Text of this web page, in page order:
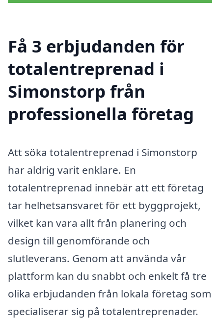
Få 3 erbjudanden för
totalentreprenad i
Simonstorp från
professionella företag
Att söka totalentreprenad i Simonstorp
har aldrig varit enklare. En
totalentreprenad innebär att ett företag
tar helhetsansvaret för ett byggprojekt,
vilket kan vara allt från planering och
design till genomförande och
slutleverans. Genom att använda vår
plattform kan du snabbt och enkelt få tre
olika erbjudanden från lokala företag som
specialiserar sig på totalentreprenader.